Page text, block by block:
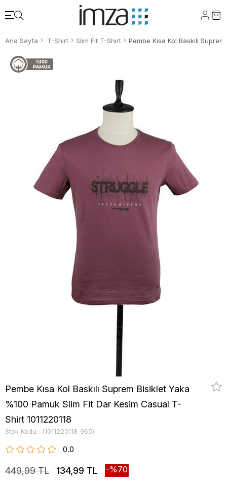
Ana Sayfa T-Shirt Slim Fit T-Shirt
Pembe Kısa Kol Baskılı Suprem Bisiklet Yaka
%100 Pamuk Slim Fit Dar Kesim Casual T-
Shirt 1011220118
Stok Kodu (1011220118_965)
0.0
449,99 TL 134,99 TL 70